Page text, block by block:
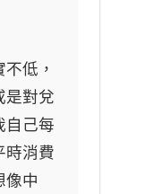
低，
是對兌
自己每
時消費
像中